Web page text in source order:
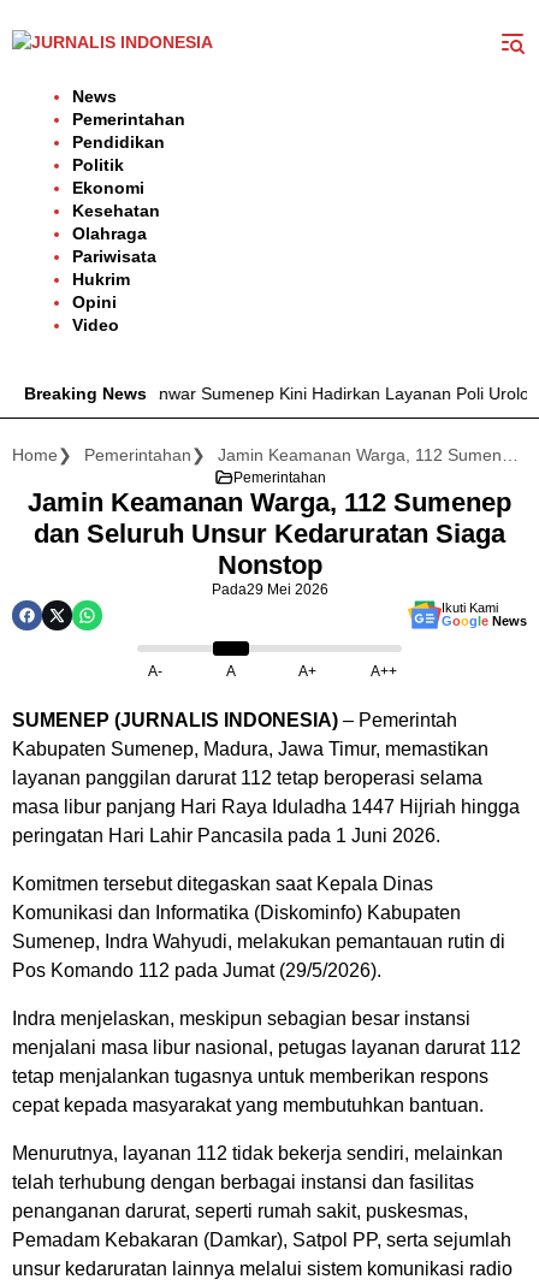
ke
News
Pemerintahan
Pendidikan
Politik
Ekonomi
Kesehatan
Olahraga
Pariwisata
Hukrim
Opini
Video
Breaking News
dr. H. Moh. Anwar Sumenep Kini Hadirkan Layanan Poli Urologi
Home Pemerintahan
Pemerintahan
Jamin Keamanan Warga, 112 Sumenep
dan Seluruh Unsur Kedaruratan Siaga
Nonstop
Pada29 Mei 2026
Ikuti Kami
Google News
A- A A+ A++
SUMENEP (JURNALIS INDONESIA) – Pemerintah
Kabupaten Sumenep, Madura, Jawa Timur, memastikan
layanan panggilan darurat 112 tetap beroperasi selama
masa libur panjang Hari Raya Iduladha 1447 Hijriah hingga
peringatan Hari Lahir Pancasila pada 1 Juni 2026.
Komitmen tersebut ditegaskan saat Kepala Dinas
Komunikasi dan Informatika (Diskominfo) Kabupaten
Sumenep, Indra Wahyudi, melakukan pemantauan rutin di
Pos Komando 112 pada Jumat (29/5/2026).
Indra menjelaskan, meskipun sebagian besar instansi
menjalani masa libur nasional, petugas layanan darurat 112
tetap menjalankan tugasnya untuk memberikan respons
cepat kepada masyarakat yang membutuhkan bantuan.
Menurutnya, layanan 112 tidak bekerja sendiri, melainkan
telah terhubung dengan berbagai instansi dan fasilitas
penanganan darurat, seperti rumah sakit, puskesmas,
Pemadam Kebakaran (Damkar), Satpol PP, serta sejumlah
unsur kedaruratan lainnya melalui sistem komunikasi radio